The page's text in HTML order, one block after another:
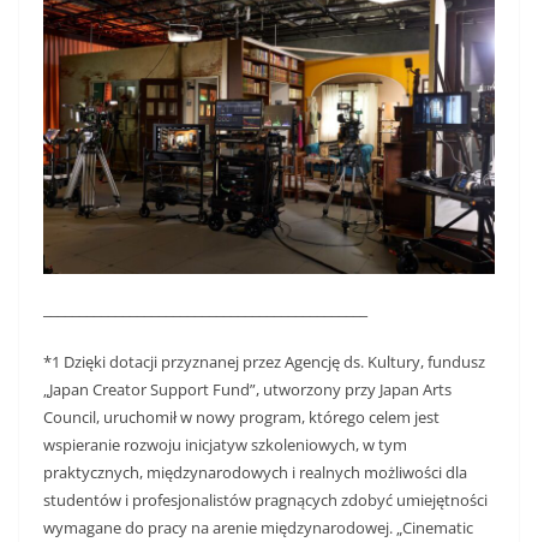
*1 Dzięki dotacji przyznanej przez Agencję ds. Kultury, fundusz
„Japan Creator Support Fund”, utworzony przy Japan Arts
Council, uruchomił w nowy program, którego celem jest
wspieranie rozwoju inicjatyw szkoleniowych, w tym
praktycznych, międzynarodowych i realnych możliwości dla
studentów i profesjonalistów pragnących zdobyć umiejętności
wymagane do pracy na arenie międzynarodowej. „Cinematic